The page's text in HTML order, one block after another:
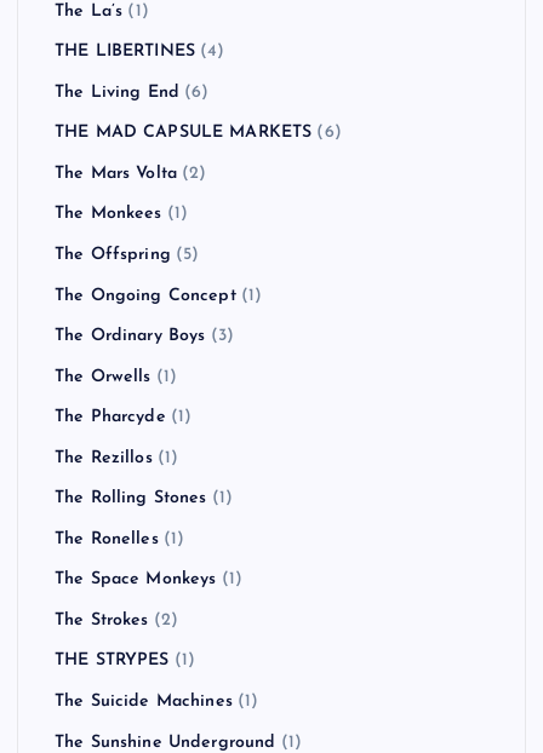
The La’s (1)
THE LIBERTINES (4)
The Living End (6)
THE MAD CAPSULE MARKETS (6)
The Mars Volta (2)
The Monkees (1)
The Offspring (5)
The Ongoing Concept(1)
The Ordinary Boys (3)
The Orwells (1)
The Pharcyde (1)
The Rezillos(1)
The Rolling Stones (1)
The Ronelles(1)
The Space Monkeys (1)
The Strokes (2)
THE STRYPES (1)
The Suicide Machines(1)
The Sunshine Underground (1)